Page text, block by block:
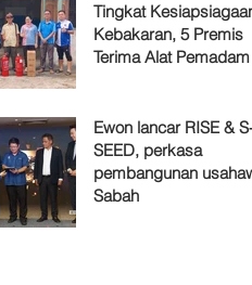
Tingkat
Kebakaran, 5 Premis
Terima Alat
Ewon lancar RISE &
SEED, perkasa
pembangunan
Sabah